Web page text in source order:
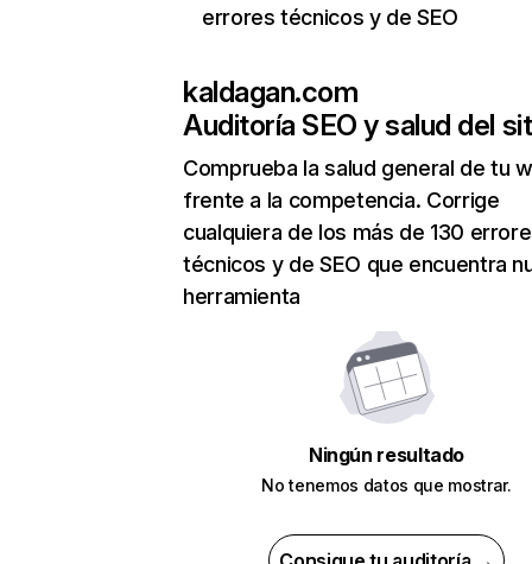
errores técnicos y de SEO
kaldagan.com
Auditoría SEO y salud del
Comprueba la salud general de tu
frente a la competencia. Corrige
cualquiera de los más de 130
técnicos y de SEO que encuentra
herramienta
Ningún resultado
No tenemos datos que mostrar.